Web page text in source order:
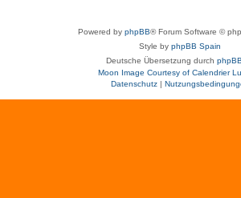
Powered by phpBB® Forum Software ©
Style by phpBB Spain
Deutsche Übersetzung durch
Moon Image Courtesy of Calendrier
Datenschutz|